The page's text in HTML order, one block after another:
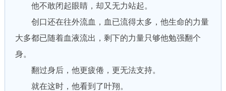
他不敢闭起眼睛，却又无力站起。
创口还在往外流血，血已流得太多，他生命的力量
大多都已随着血液流出，剩下的力量只够他勉强翻个
身。
翻过身后，他更疲倦，更无法支持。
就在这时，他看到了叶翔。